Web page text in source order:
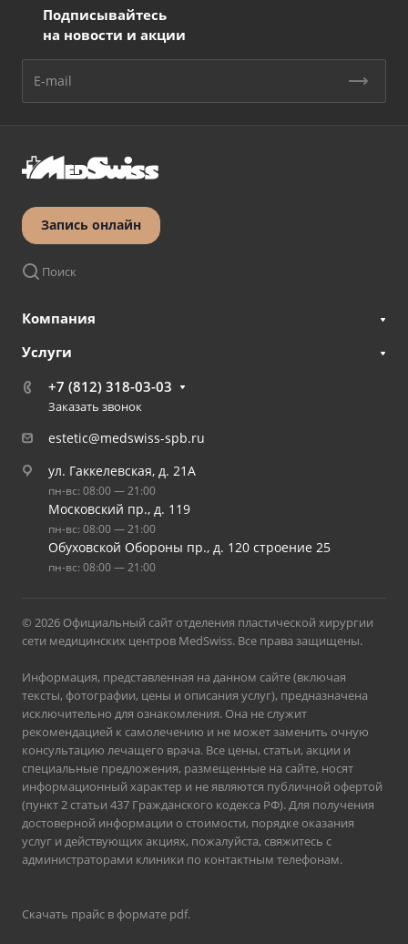
Подписывайтесь
на новости и акции
Запись онлайн
Поиск
Компания
Услуги
+7 (812) 318-03-03
Заказать звонок
estetic@medswiss-spb.ru
ул. Гаккелевская, д. 21А
пн-вс: 08:00 — 21:00
Московский пр., д. 119
пн-вс: 08:00 — 21:00
Обуховской Обороны пр., д. 120 строение 25
пн-вс: 08:00 — 21:00
© 2026 Официальный сайт отделения пластической хирургии
сети медицинских центров MedSwiss. Все права защищены.
Информация, представленная на данном сайте (включая
тексты, фотографии, цены и описания услуг), предназначена
исключительно для ознакомления. Она не служит
рекомендацией к самолечению и не может заменить очную
консультацию лечащего врача. Все цены, статьи, акции и
специальные предложения, размещенные на сайте, носят
информационный характер и не являются публичной офертой
(пункт 2 статьи 437 Гражданского кодекса РФ). Для получения
достоверной информации о стоимости, порядке оказания
услуг и действующих акциях, пожалуйста, свяжитесь с
администраторами клиники по контактным телефонам.
Скачать прайс в формате pdf.